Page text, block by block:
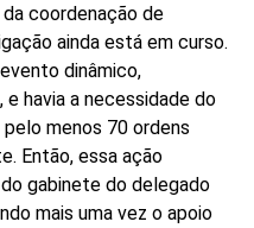
coordenação de
ainda está em curso.
dinâmico,
havia a necessidade do
menos 70 ordens
Então, essa ação
gabinete do delegado
mais uma vez o apoio